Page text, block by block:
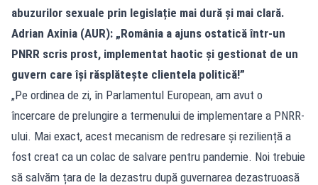
abuzurilor sexuale prin legislație mai dură și mai clară.
Adrian Axinia (AUR): „România a ajuns ostatică într-un
PNRR scris prost, implementat haotic și gestionat de un
guvern care își răsplătește clientela politică!”
„Pe ordinea de zi, în Parlamentul European, am avut o
încercare de prelungire a termenului de implementare a PNRR-
ului. Mai exact, acest mecanism de redresare și reziliență a
fost creat ca un colac de salvare pentru pandemie. Noi trebuie
să salvăm țara de la dezastru după guvernarea dezastruoasă